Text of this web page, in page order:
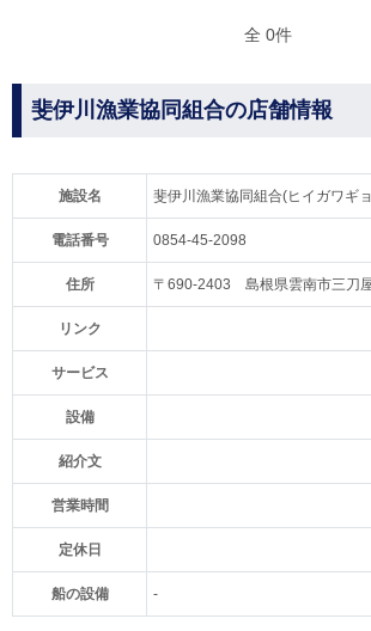
全 0件
斐伊川漁業協同組合の店舗情報
施設名 斐伊川漁業協同組合(ヒイガワギ
電話番号 0854-45-2098
住所 〒690-2403 島根県雲南市三刀
リンク
サービス
設備
紹介文
営業時間
定休日
船の設備 -